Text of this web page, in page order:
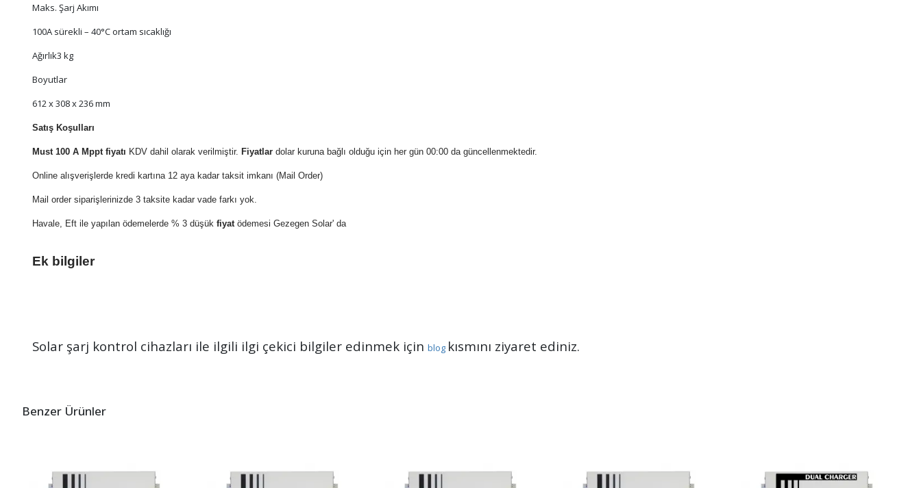
Maks. Şarj Akımı
100A sürekli – 40°C ortam sıcaklığı
Ağırlık3 kg
Boyutlar
612 x 308 x 236 mm
Satış Koşulları
Must 100 A Mppt fiyatı KDV dahil olarak verilmiştir. Fiyatlar dolar kuruna bağlı olduğu için her gün 00:00 da güncellenmektedir.
Online alışverişlerde kredi kartına 12 aya kadar taksit imkanı (Mail Order)
Mail order siparişlerinizde 3 taksite kadar vade farkı yok.
Havale, Eft ile yapılan ödemelerde % 3 düşük fiyat ödemesi Gezegen Solar' da
Ek bilgiler
Solar şarj kontrol cihazları ile ilgili ilgi çekici bilgiler edinmek için blog kısmını ziyaret ediniz.
Benzer Ürünler